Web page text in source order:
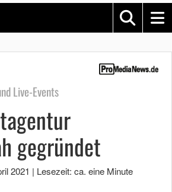
Live-Events
gegründet
2021 | Lesezeit: ca. eine Minute